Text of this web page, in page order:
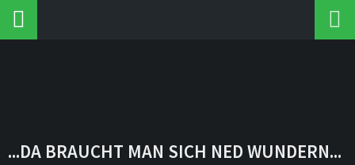
...DA BRAUCHT MAN SICH NED WUNDERN...